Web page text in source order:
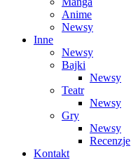
Anime
Newsy
Inne
Newsy
Bajki
Newsy
Teatr
Newsy
Gry
Newsy
Recenzje
Kontakt